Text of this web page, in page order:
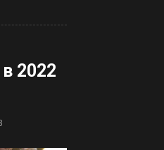
2022